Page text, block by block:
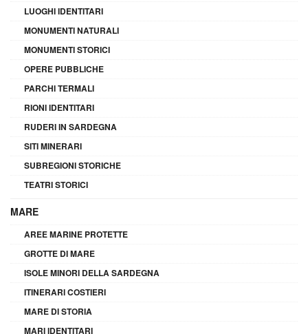
LUOGHI IDENTITARI
MONUMENTI NATURALI
MONUMENTI STORICI
OPERE PUBBLICHE
PARCHI TERMALI
RIONI IDENTITARI
RUDERI IN SARDEGNA
SITI MINERARI
SUBREGIONI STORICHE
TEATRI STORICI
MARE
AREE MARINE PROTETTE
GROTTE DI MARE
ISOLE MINORI DELLA SARDEGNA
ITINERARI COSTIERI
MARE DI STORIA
MARI IDENTITARI